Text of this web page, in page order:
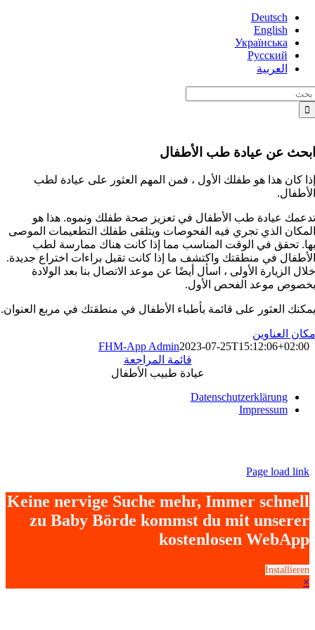
Skip
content
Deutsch
English
Українська
Русский
العربية
ابحث عن عيادة طب الأطفال
إذا كان هذا هو طفلك الأول ، فمن المهم العثور على عيادة لطب
الأطفال.
تدعمك عيادة طب الأطفال في تعزيز صحة طفلك ونموه. هذا هو
المكان الذي تجري فيه الفحوصات ويتلقى طفلك التطعيمات الموصى
بها. تحقق في الوقت المناسب مما إذا كانت هناك ممارسة لطب
الأطفال في منطقتك واكتشف ما إذا كانت تقبل براءات اختراع جديدة.
خلال الزيارة الأولى ، اسأل أيضًا عن موعد الاتصال بنا بعد الولادة
بخصوص موعد الفحص الأول.
يمكنك العثور على قائمة بأطباء الأطفال في منطقتك في مربع العنوان.
مكان العناوين
FHM-App Admin2023-07-25T15:12:06+02:00
قائمة المراجعة
عيادة طبيب الأطفال
Datenschutzerklärung
Impressum
Page load link
Keine nervige Suche mehr, Immer schnell
zu Baby Börde kommst du mit unserer
kostenlosen WebApp
Installieren
×